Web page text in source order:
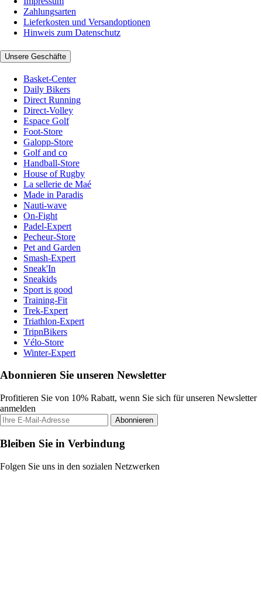
Zahlungsarten
Lieferkosten und Versandoptionen
Hinweis zum Datenschutz
Unsere Geschäfte
Basket-Center
Daily Bikers
Direct Running
Direct-Volley
Espace Golf
Foot-Store
Galopp-Store
Golf and co
Handball-Store
House of Rugby
La sellerie de Maé
Made in Paradis
Nauti-wave
On-Fight
Padel-Expert
Pecheur-Store
Pet and Garden
Smash-Expert
Sneak'In
Sneakids
Sport is good
Training-Fit
Trek-Expert
Triathlon-Expert
TripnBikers
Vélo-Store
Winter-Expert
Abonnieren Sie unseren Newsletter
Profitieren Sie von 10% Rabatt, wenn Sie sich für unseren Newsletter
anmelden
Abonnieren
Bleiben Sie in Verbindung
Folgen Sie uns in den sozialen Netzwerken